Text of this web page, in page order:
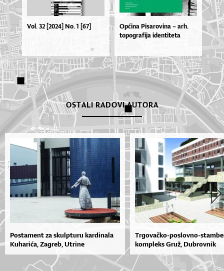
Vol. 32 [2024] No. 1 [67]
Op­ći­na Pi­sa­ro­vi­na – ar­h.
to­po­gra­fi­ja iden­ti­te­ta
OSTALI RADOVI AUTORA
Postament za skulpturu kardinala
Kuharića, Zagreb, Utrine
Trgovačko-poslovno-
kompleks Gruž, Dubrovnik